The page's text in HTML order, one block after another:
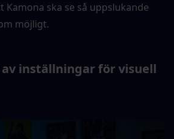
Kamona ska se så uppslukande
möjligt.
inställningar för visuell